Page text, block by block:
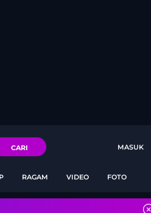
MASUK
CARI
RAGAM VIDEO FOTO